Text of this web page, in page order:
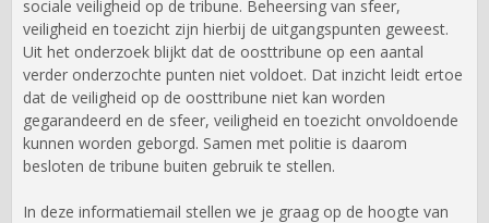
sociale veiligheid op de tribune. Beheersing van sfeer,
veiligheid en toezicht zijn hierbij de uitgangspunten geweest.
Uit het onderzoek blijkt dat de oosttribune op een aantal
verder onderzochte punten niet voldoet. Dat inzicht leidt ertoe
dat de veiligheid op de oosttribune niet kan worden
gegarandeerd en de sfeer, veiligheid en toezicht onvoldoende
kunnen worden geborgd. Samen met politie is daarom
besloten de tribune buiten gebruik te stellen.
In deze informatiemail stellen we je graag op de hoogte van